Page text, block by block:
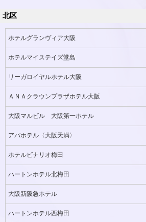
北区
ホテルグランヴィア大阪
ホテルマイステイズ堂島
リーガロイヤルホテル大阪
ＡＮＡクラウンプラザホテル大阪
大阪マルビル 大阪第一ホテル
アパホテル〈大阪天満〉
ホテルビナリオ梅田
ハートンホテル北梅田
大阪新阪急ホテル
ハートンホテル西梅田